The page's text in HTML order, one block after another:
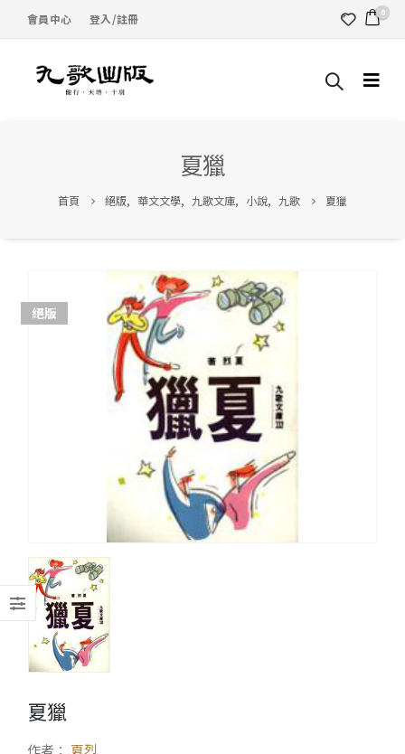
會員中心 登入/註冊 0
夏獵
首頁 絕版, 華文文學, 九歌文庫, 小說, 九歌 夏獵
絕版
夏獵
作者： 夏烈